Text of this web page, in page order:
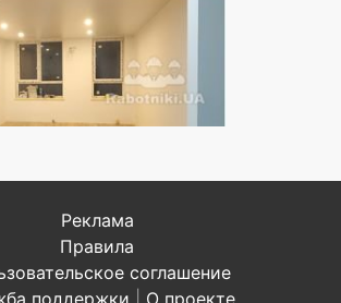
Реклама
Правила
соглашение
поддержки
О проекте